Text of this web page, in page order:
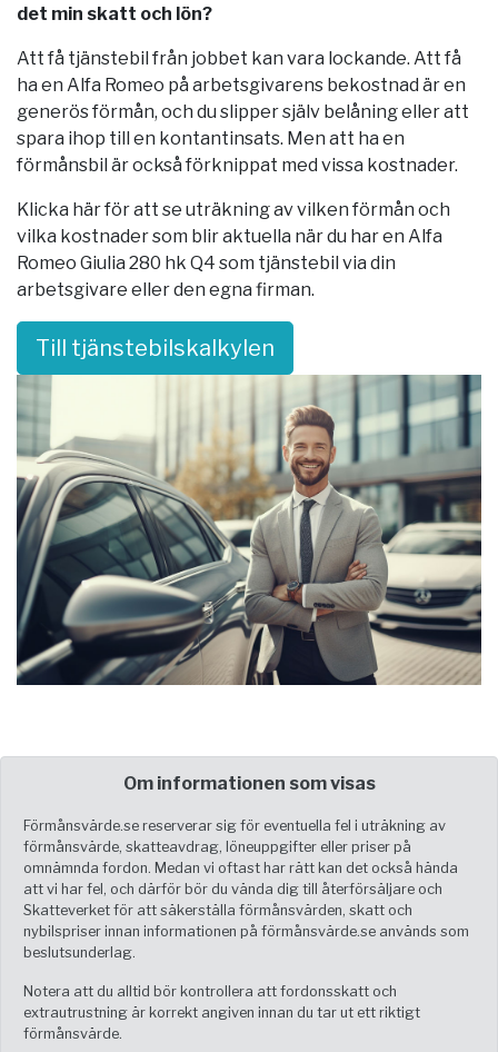
det min skatt och lön?
Att få tjänstebil från jobbet kan vara lockande. Att få
ha en Alfa Romeo på arbetsgivarens bekostnad är en
generös förmån, och du slipper själv belåning eller att
spara ihop till en kontantinsats. Men att ha en
förmånsbil är också förknippat med vissa kostnader.
Klicka här för att se uträkning av vilken förmån och
vilka kostnader som blir aktuella när du har en Alfa
Romeo Giulia 280 hk Q4 som tjänstebil via din
arbetsgivare eller den egna firman.
Till tjänstebilskalkylen
Om informationen som visas
Förmånsvärde.se reserverar sig för eventuella fel i uträkning av
förmånsvärde, skatteavdrag, löneuppgifter eller priser på
omnämnda fordon. Medan vi oftast har rätt kan det också hända
att vi har fel, och därför bör du vända dig till återförsäljare och
Skatteverket för att säkerställa förmånsvärden, skatt och
nybilspriser innan informationen på förmånsvärde.se används som
beslutsunderlag.
Notera att du alltid bör kontrollera att fordonsskatt och
extrautrustning är korrekt angiven innan du tar ut ett riktigt
förmånsvärde.